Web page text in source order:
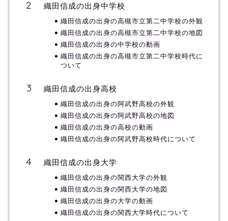
織田信成の出身中学校
織田信成の出身の高槻市立第二中学校の外観
織田信成の出身の高槻市立第二中学校の地図
織田信成の出身の中学校の動画
織田信成の出身の高槻市立第二中学校時代に
ついて
織田信成の出身高校
織田信成の出身の阿武野高校の外観
織田信成の出身の阿武野高校の地図
織田信成の出身の高校の動画
織田信成の出身の阿武野高校時代について
織田信成の出身大学
織田信成の出身の関西大学の外観
織田信成の出身の関西大学の地図
織田信成の出身の大学の動画
織田信成の出身の関西大学時代について